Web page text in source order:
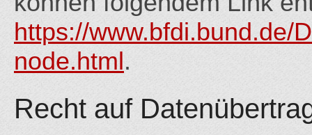
https://www.bfdi.bund.de/
node.html.
Recht auf